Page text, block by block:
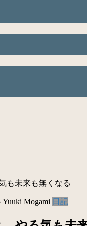
も未来も無くなる
Yuuki Mogami 日記